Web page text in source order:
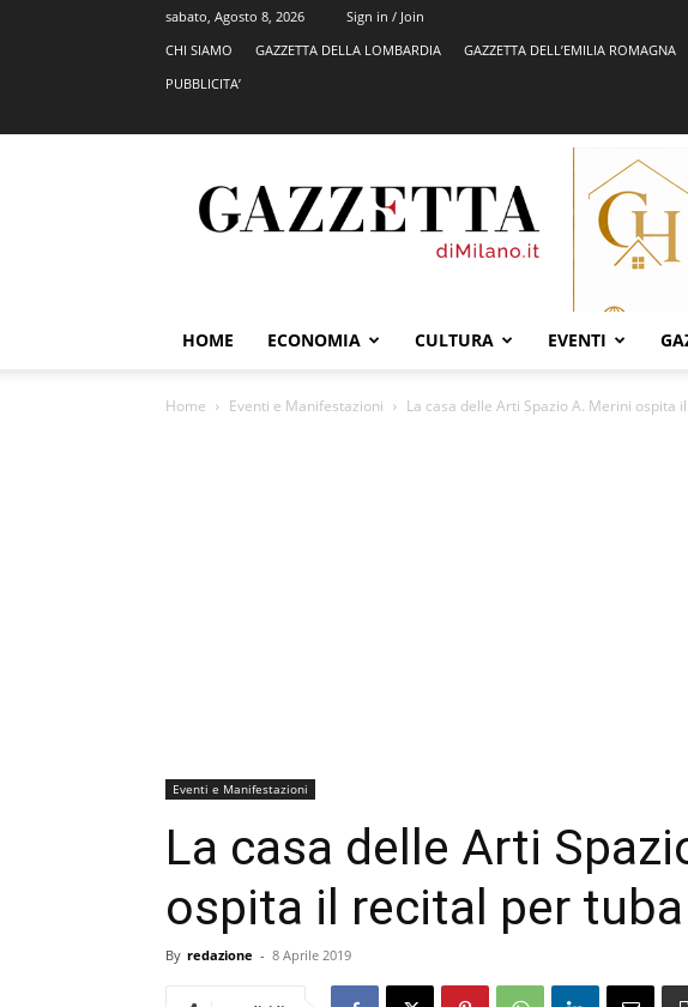
sabato, Agosto 8, 2026
Sign in / Join
CHI SIAMO
GAZZETTA DELLA LOMBARDIA GAZZETTA DELL’EMILIA ROMAGNA
PUBBLICITA’
HOME ECONOMIA CULTURA EVENTI
Home Eventi e Manifestazioni La casa delle Arti Spazio A. Merini ospita
Eventi e Manifestazioni
La casa delle Arti
ospita il recital per
By redazione - 8 Aprile 2019